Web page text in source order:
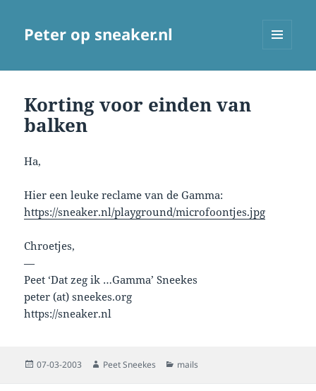
Peter op sneaker.nl
Korting voor einden van
balken
Ha,
Hier een leuke reclame van de Gamma:
https://sneaker.nl/playground/microfoontjes.jpg
Chroetjes,
—
Peet ‘Dat zeg ik …Gamma’ Sneekes
peter (at) sneekes.org
https://sneaker.nl
Posted
07-03-2003 Author
Peet Sneekes Categories
mails